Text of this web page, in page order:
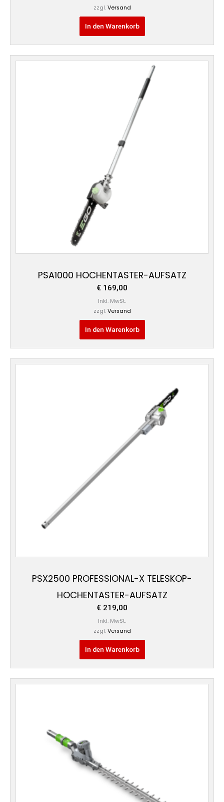
zzgl. Versand
In den Warenkorb
PSA1000 HOCHENTASTER-AUFSATZ
€ 169,00
Inkl. MwSt.
zzgl. Versand
In den Warenkorb
PSX2500 PROFESSIONAL-X TELESKOP-
HOCHENTASTER-AUFSATZ
€ 219,00
Inkl. MwSt.
zzgl. Versand
In den Warenkorb